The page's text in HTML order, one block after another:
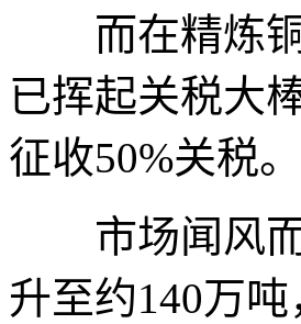
而在精炼铜
已挥起关税大
征收50%关税。
市场闻风而
升至约140万